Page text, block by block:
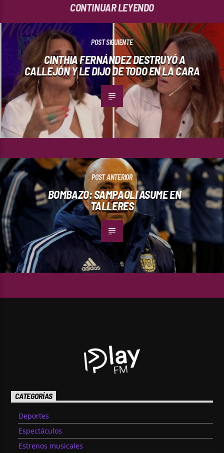
CONTINUAR LEYENDO
POST SIGUIENTE
CINTHIA FERNÁNDEZ DESTRUYÓ A
CALLEJÓN Y LE DIJO DE TODO EN LA CARA
POST ANTERIOR
BOMBAZO: SAMPAOLI ASUME EN
TALLERES
CATEGORÍAS
Deportes
Espectáculos
Estrenos musicales